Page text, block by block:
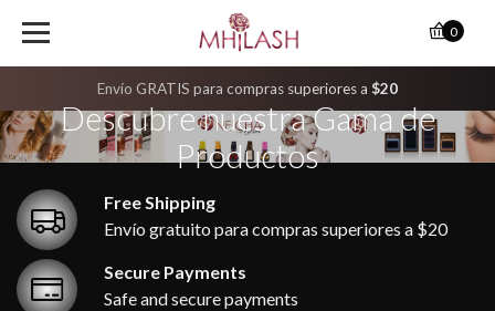
Envío GRATIS para compras superiores a $20
H
I
L
A
S
H
0
Descubre nuestra Gama de
Productos
Free Shipping
Envío gratuito para compras superiores a $20
Secure Payments
Safe and secure payments